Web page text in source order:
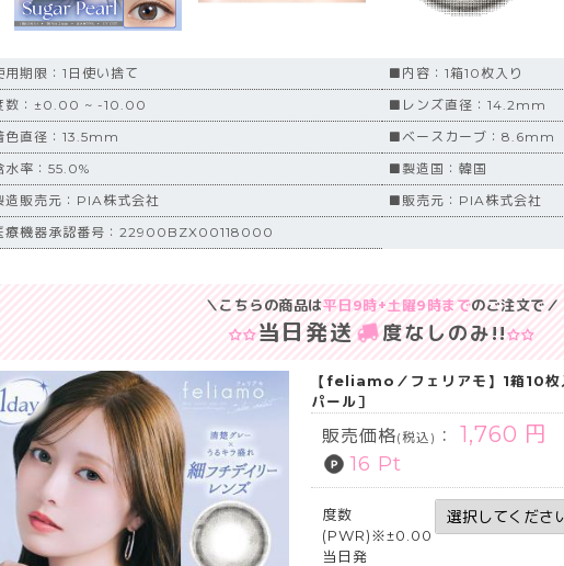
期限：1日使い捨て
■内容：1箱10枚入り
数：±0.00 ~ -10.00
■レンズ直径：14.2mm
直径：13.5mm
■ベースカーブ：8.6mm
率：55.0%
■製造国：韓国
販売元：PIA株式会社
■販売元：PIA株式会社
機器承認番号：22900BZX00118000
＼こちらの商品は平日9時+土曜9時までのご注文で／
当日発送 度なしのみ !!
【feliamo／フェリアモ】1箱10枚
パール］
販売価格(税込) ： 1,760 円
16 Pt
度数
(PWR)※±0.00
当日発